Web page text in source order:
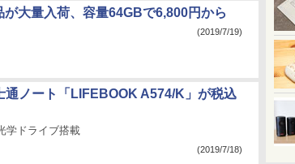
大量入荷、容量64GBで6,800円から
(2019/7/19)
通ノート「LIFEBOOK A574/K」が税込
学ドライブ搭載
(2019/7/18)